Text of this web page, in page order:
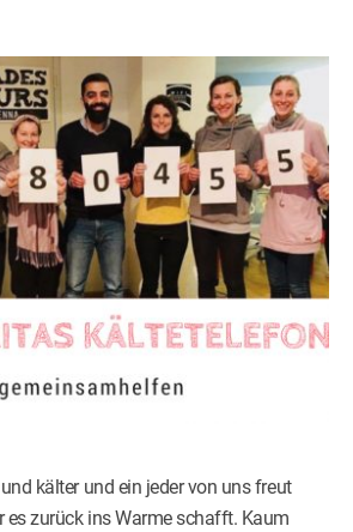
kälter und ein jeder von uns freut
es zurück ins Warme schafft. Kaum